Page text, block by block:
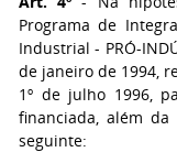
Programa de
Industrial - PRÓ-
de janeiro de 1994,
1º de julho 1996,
financiada, além da
seguinte: